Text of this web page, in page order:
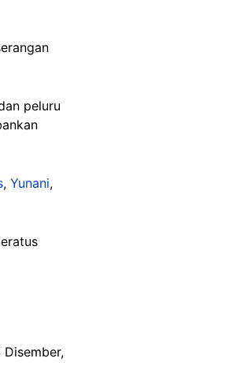
peluru
, Yunani,